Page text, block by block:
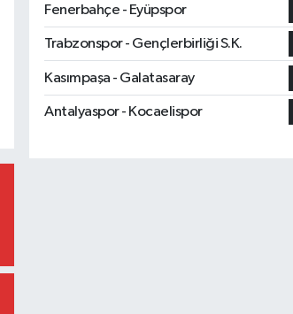
Fenerbahçe - Eyüpspor
Trabzonspor - Gençlerbirliği S.K.
Kasımpaşa - Galatasaray
Antalyaspor - Kocaelispor